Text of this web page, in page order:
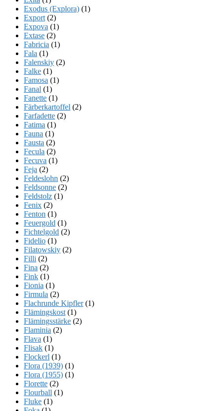
Exodus (Explora) (1)
Export (2)
Expova (1)
Extase (2)
Fabricia (1)
Fala (1)
Falenskiy (2)
Falke (1)
Famosa (1)
Fanal (1)
Fanette (1)
Färberkartoffel (2)
Farfadette (2)
Fatima (1)
Fauna (1)
Fausta (2)
Fecula (2)
Fecuva (1)
Feja (2)
Feldeslohn (2)
Feldsonne (2)
Feldstolz (1)
Fenix (2)
Fenton (1)
Feuergold (1)
Fichtelgold (2)
Fidelio (1)
Filatowskiy (2)
Filli (2)
Fina (2)
Fink (1)
Fionia (1)
Firmula (2)
Flachrunde Kipfler(1)
Flämingskost (1)
Flämingsstärke (2)
Flaminia (2)
Flava (1)
Flisak (1)
Flockerl (1)
Flora (1939) (1)
Flora (1955) (1)
Florette (2)
Flourball (1)
Fluke (1)